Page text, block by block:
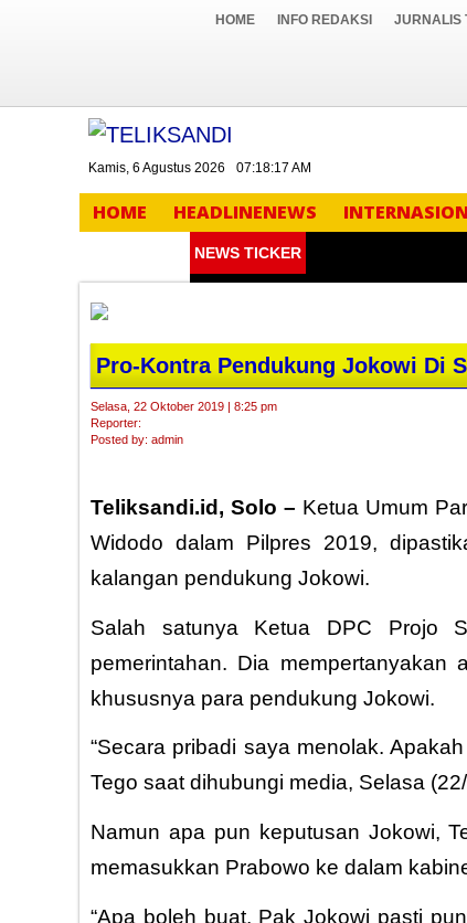
HOME INFO REDAKSI JURNALIS
Kamis, 6 Agustus 2026 07:18:17 AM
HOME HEADLINENEWS
NEWS TICKER
Pro-Kontra Pendukung Jokowi Di
Selasa, 22 Oktober 2019 | 8:25 pm
Reporter:
Posted by: admin
Teliksandi.id, Solo – Ketua Umum
Widodo dalam Pilpres 2019,
kalangan pendukung Jokowi.
Salah satunya Ketua DPC Projo
pemerintahan. Dia mempertanyakan
khususnya para pendukung Jokowi.
“Secara pribadi saya menolak.
Tego saat dihubungi media, Selasa
Namun apa pun keputusan Jokowi,
memasukkan Prabowo ke dalam
“Apa boleh buat, Pak Jokowi pasti